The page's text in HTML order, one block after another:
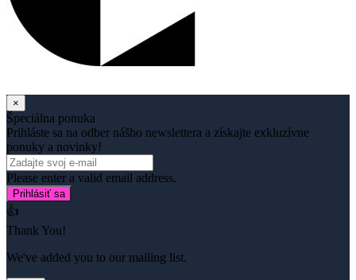
×
Špeciálna ponuka
Prihláste sa na odber nášho newslettera a získajte exkluzívne
ponuky a novinky!
Please enter a valid email address.
Prihlásiť sa
👍
Thank You!
We've added you to our mailing list.